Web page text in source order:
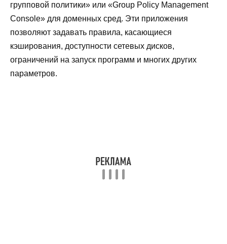
групповой политики» или «Group Policy Management
Console» для доменных сред. Эти приложения
позволяют задавать правила, касающиеся
кэширования, доступности сетевых дисков,
ограничений на запуск программ и многих других
параметров.